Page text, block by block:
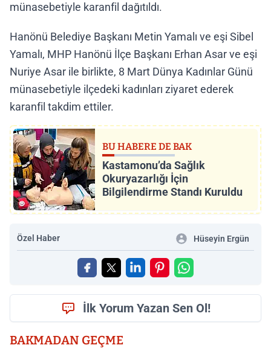
münasebetiyle karanfil dağıtıldı.
Hanönü Belediye Başkanı Metin Yamalı ve eşi Sibel
Yamalı, MHP Hanönü İlçe Başkanı Erhan Asar ve eşi
Nuriye Asar ile birlikte, 8 Mart Dünya Kadınlar Günü
münasebetiyle ilçedeki kadınları ziyaret ederek
karanfil takdim ettiler.
BU HABERE DE BAK
Kastamonu’da Sağlık
Okuryazarlığı İçin
Bilgilendirme Standı Kuruldu
Özel Haber Hüseyin Ergün
İlk Yorum Yazan Sen Ol!
BAKMADAN GEÇME